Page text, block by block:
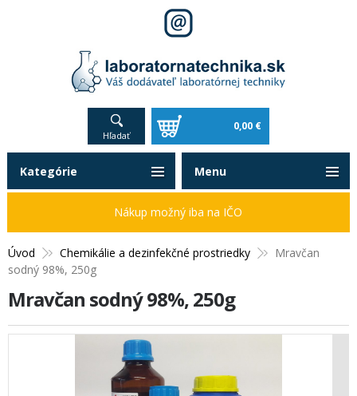
Hľadať
0,00 €
Úvod Chemikálie a dezinfekčné prostriedky
Mravčan
sodný 98%, 250g
Mravčan sodný 98%, 250g
Kategórie
Nákup možný iba na IČO
Menu